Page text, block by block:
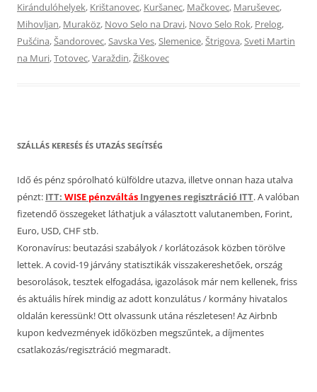
Kirándulóhelyek, Krištanovec, Kuršanec, Mačkovec, Maruševec,
Mihovljan, Muraköz, Novo Selo na Dravi, Novo Selo Rok, Prelog,
Pušćina,Šandorovec,Savska Ves,Slemenice,Štrigova,Sveti Martin
na Muri,Totovec,Varaždin,Žiškovec
SZÁLLÁS KERESÉS ÉS UTAZÁS SEGÍTSÉG
Idő és pénz spórolható külföldre utazva, illetve onnan haza utalva
pénzt: ITT: WISE pénzváltás Ingyenes regisztráció ITT. A valóban
fizetendő összegeket láthatjuk a választott valutanemben, Forint,
Euro, USD, CHF stb.
Koronavírus: beutazási szabályok / korlátozások közben törölve
lettek. A covid-19 járvány statisztikák visszakereshetőek, ország
besorolások, tesztek elfogadása, igazolások már nem kellenek, friss
és aktuális hírek mindig az adott konzulátus / kormány hivatalos
oldalán keressünk! Ott olvassunk utána részletesen! Az Airbnb
kupon kedvezmények időközben megszűntek, a díjmentes
csatlakozás/regisztráció megmaradt.